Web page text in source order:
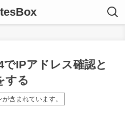
でIPアドレス確認と
する
含まれています。